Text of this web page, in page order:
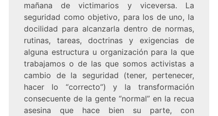
mañana de victimarios y viceversa. La
seguridad como objetivo, para los de uno, la
docilidad para alcanzarla dentro de normas,
rutinas, tareas, doctrinas y exigencias de
alguna estructura u organización para la que
trabajamos o de las que somos activistas a
cambio de la seguridad (tener, pertenecer,
hacer lo “correcto”) y la transformación
consecuente de la gente “normal” en la recua
asesina que hace bien su parte, con